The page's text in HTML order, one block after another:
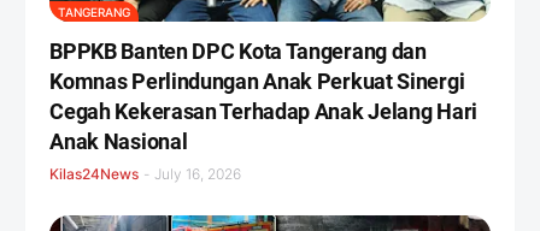
TANGERANG
BPPKB Banten DPC Kota Tangerang dan
Komnas Perlindungan Anak Perkuat Sinergi
Cegah Kekerasan Terhadap Anak Jelang Hari
Anak Nasional
Kilas24News - July 16, 2026